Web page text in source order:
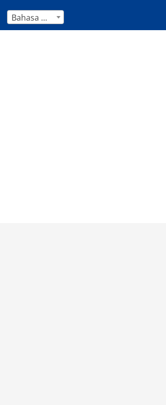
Bahasa Melayu